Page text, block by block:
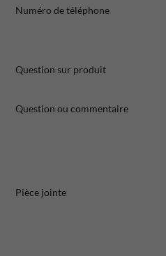
Numéro de téléphone
Question sur produit
Question ou commentaire
Pièce jointe